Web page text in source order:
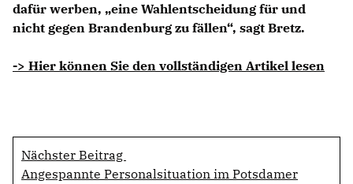
dafür werben, „eine Wahlentscheidung für und
nicht gegen Brandenburg zu fällen“, sagt Bretz.
-> Hier können Sie den vollständigen Artikel lesen
Nächster Beitrag
Angespannte Personalsituation im Potsdamer